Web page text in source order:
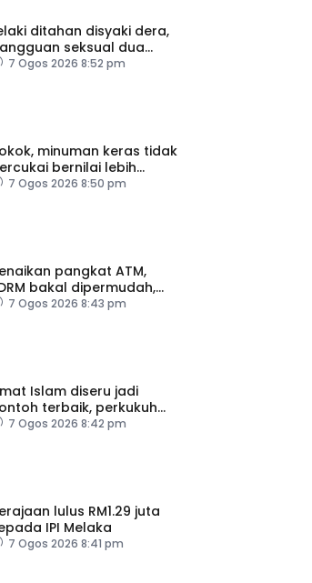
ditahan disyaki dera,
seksual dua
kandung
7 Ogos 2026 8:52 pm
minuman keras tidak
bernilai lebih
dirampas polis
7 Ogos 2026 8:50 pm
pangkat ATM,
bakal dipermudah,
7 Ogos 2026 8:43 pm
Islam diseru jadi
terbaik, perkukuh
7 Ogos 2026 8:42 pm
lulus RM1.29 juta
IPI Melaka
7 Ogos 2026 8:41 pm